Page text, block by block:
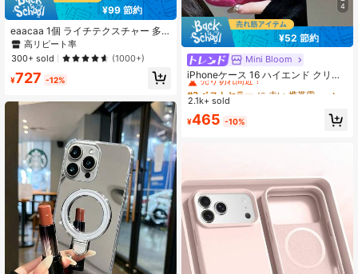
¥99 節約
eaacaa 1個 ライチテクスチャー 多
機能 マルチカードスロット クロスボ
ディ ジッパー アコーディオンウォレ
ット スマホケース、PU製 落下防止
防盗保護カバー Apple 17e 17ProMax
16ProMax 16Pro 16Plus 15ProMax 1
oMax 14Pro 14plus 12ProMax 12Pr
o 12Mini 11ProMax 11Pro 14 13 12 1
1 7 8 X XS XR XSMax シリーズ、S2
6ultra S26pro S26 S25FE S25ultra S
25+ S25 S24FE S24ultra S24+ S24
S23FE S23Ultra S23+ S23 S22ultra
S22 S21FE S21ultra S21plus S21 S2
0FE、A16 シリーズ対応
高リピート率
300+ sold
(1000+)
¥727 -12%
4
¥52 節約
Mini Bloom
iPhoneケース 16 ハイエンド クリエ
イティブ ファッション ダイヤモンド
柄 レッド iPhoneに対応 女性向け
#3 ベストセラー
売り切れ間近！
#3 ベストセラー
売り切れ間近！
#3 ベストセラー
売り切れ間近！
#3 ベストセラー
2.1k+ sold
¥465 -10%